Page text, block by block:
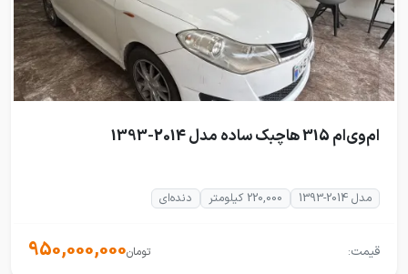
ام‌وی‌ام 315 هاچبک ساده مدل 2014-1393
مدل 2014-1393 220,000 کیلومتر دنده‌ای
قیمت: 950,000,000تومان